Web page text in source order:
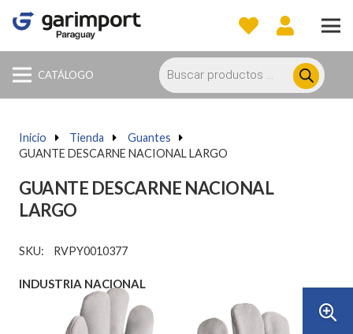
CATÁLOGO
Búsqueda
de
productos
Inicio a Tienda a Guantes
a
GUANTE DESCARNE NACIONAL LARGO
GUANTE DESCARNE NACIONAL
LARGO
SKU: RVPY0010377
INDUSTRIA NACIONAL